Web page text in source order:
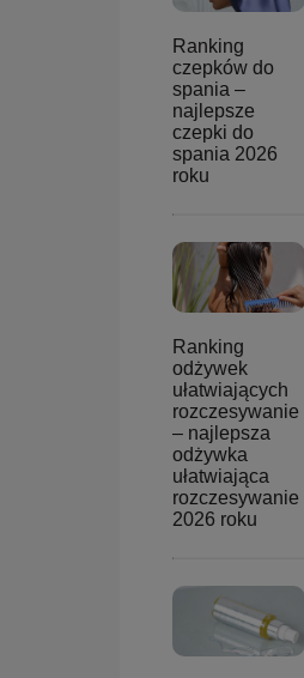
Ranking
czepków do
spania –
najlepsze
czepki do
spania 2026
roku
Ranking
odżywek
ułatwiających
rozczesywanie
– najlepsza
odżywka
ułatwiająca
rozczesywanie
2026 roku